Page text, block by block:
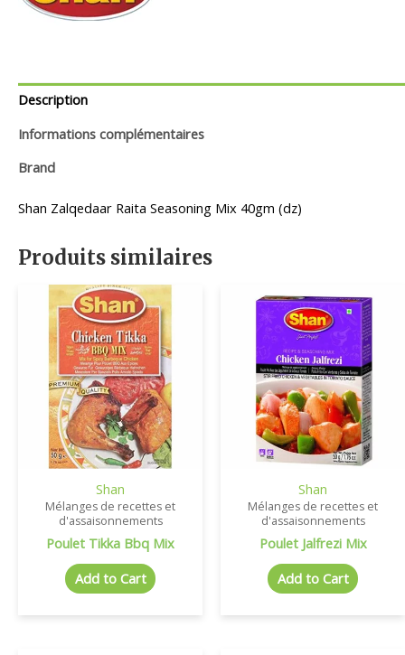
Description
Informations complémentaires
Brand
Shan Zalqedaar Raita Seasoning Mix 40gm (dz)
Produits similaires
Shan
Mélanges de recettes et
d'assaisonnements
Poulet Tikka Bbq Mix
Add to Cart
Shan
Mélanges de recettes et
d'assaisonnements
Poulet Jalfrezi Mix
Add to Cart